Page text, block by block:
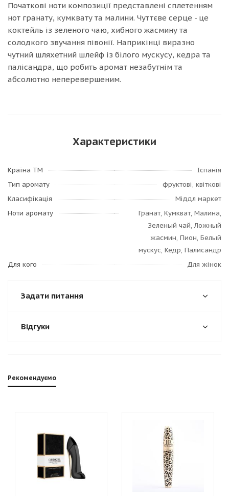
Початкові ноти композиції представлені сплетенням
нот гранату, кумквату та малини. Чуттєве серце - це
коктейль із зеленого чаю, хибного жасмину та
солодкого звучання півонії. Наприкінці виразно
чутний шляхетний шлейф із білого мускусу, кедра та
палісандра, що робить аромат незабутнім та
абсолютно неперевершеним.
Характеристики
Країна ТМ
Іспанія
Тип аромату
фруктові, квіткові
Класифікація
Міддл маркет
Ноти аромату
Гранат, Кумкват, Малина,
Зеленый чай, Ложный
жасмин, Пион, Белый
мускус, Кедр, Палисандр
Для кого
Для жінок
Задати питання
Відгуки
Рекомендуємо